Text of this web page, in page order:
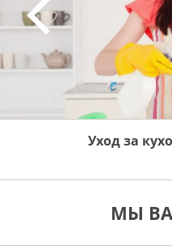
Уход за
МЫ